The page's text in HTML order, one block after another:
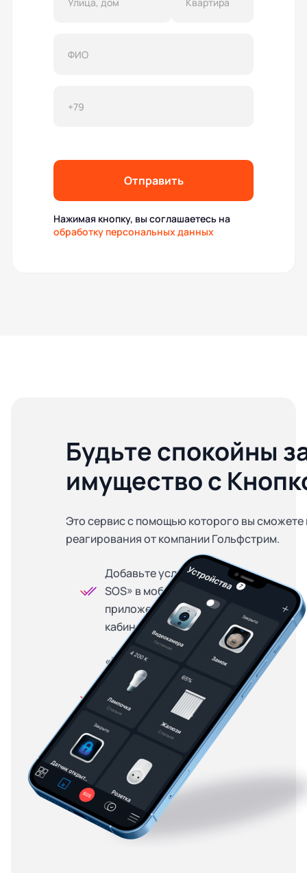
Отправить
Нажимая кнопку, вы соглашаетесь на
обработку персональных данных
Будьте спокойны
имущество с
Это сервис с помощью которого вы сможете
реагирования от компании Гольфстрим.
Добавьте услугу «Кнопка
SOS» в мобильном
приложении или личном
кабинете
«Кнопка SOS» доступна
на особых условиях для
абонентов, купивших
оборудование в
рассрочку — от 299